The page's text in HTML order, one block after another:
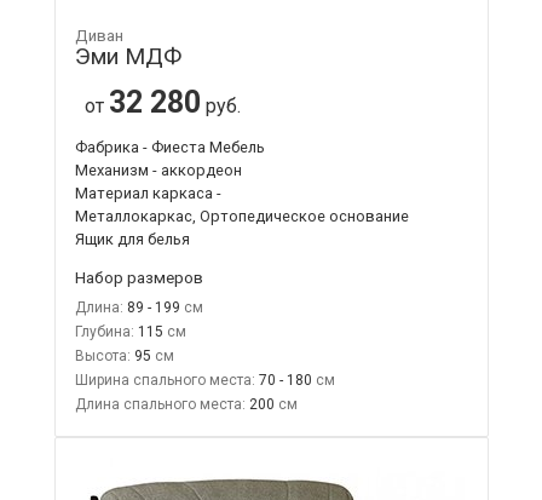
Диван
Эми МДФ
от 32 280 руб.
Фабрика - Фиеста Мебель
Механизм - аккордеон
Материал каркаса -
Металлокаркас, Ортопедическое основание
Ящик для белья
Набор размеров
Длина: 89 - 199
Глубина: 115
Высота: 95
Ширина спального места: 70 - 180
Длина спального места: 200